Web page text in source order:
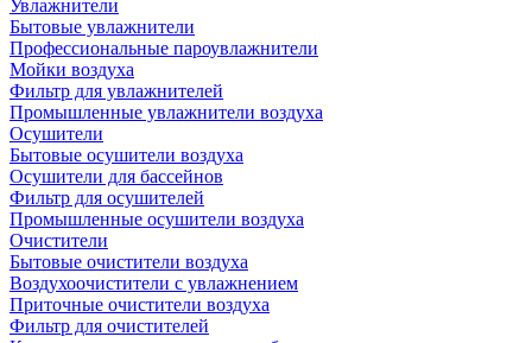
Увлажнители
Бытовые увлажнители
Профессиональные пароувлажнители
Мойки воздуха
Фильтр для увлажнителей
Промышленные увлажнители воздуха
Осушители
Бытовые осушители воздуха
Осушители для бассейнов
Фильтр для осушителей
Промышленные осушители воздуха
Очистители
Бытовые очистители воздуха
Воздухоочистители с увлажнением
Приточные очистители воздуха
Фильтр для очистителей